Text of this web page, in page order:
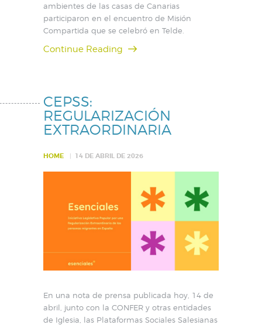
ambientes de las casas de Canarias
participaron en el encuentro de Misión
Compartida que se celebró en Telde.
Continue Reading
CEPSS:
REGULARIZACIÓN
EXTRAORDINARIA
HOME 14 DE ABRIL DE 2026
En una nota de prensa publicada hoy, 14 de
abril, junto con la CONFER y otras entidades
de Iglesia, las Plataformas Sociales Salesianas